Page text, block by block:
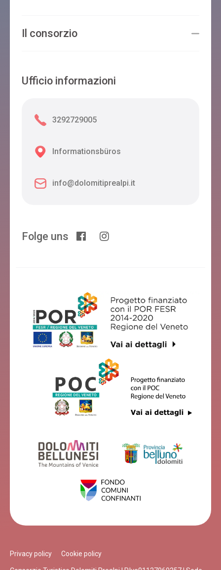
Il consorzio
Ufficio informazioni
3292729005
Informationsbüros
info@dolomitiprealpi.it
Folge uns
Privacy policy Cookie policy